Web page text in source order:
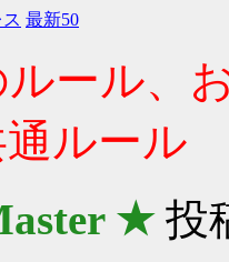
最新50
ルール、
通ルール
★投